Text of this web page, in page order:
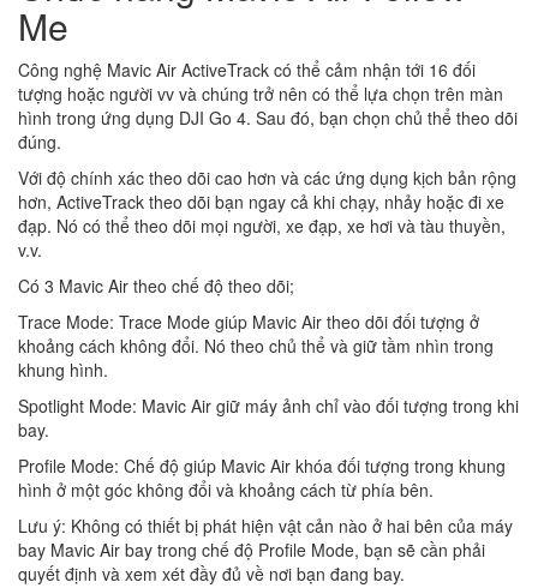
Me
Công nghệ Mavic Air ActiveTrack có thể cảm nhận tới 16 đối
tượng hoặc người vv và chúng trở nên có thể lựa chọn trên màn
hình trong ứng dụng DJI Go 4. Sau đó, bạn chọn chủ thể theo dõi
đúng.
Với độ chính xác theo dõi cao hơn và các ứng dụng kịch bản rộng
hơn, ActiveTrack theo dõi bạn ngay cả khi chạy, nhảy hoặc đi xe
đạp. Nó có thể theo dõi mọi người, xe đạp, xe hơi và tàu thuyền,
v.v.
Có 3 Mavic Air theo chế độ theo dõi;
Trace Mode: Trace Mode giúp Mavic Air theo dõi đối tượng ở
khoảng cách không đổi. Nó theo chủ thể và giữ tầm nhìn trong
khung hình.
Spotlight Mode: Mavic Air giữ máy ảnh chỉ vào đối tượng trong khi
bay.
Profile Mode: Chế độ giúp Mavic Air khóa đối tượng trong khung
hình ở một góc không đổi và khoảng cách từ phía bên.
Lưu ý: Không có thiết bị phát hiện vật cản nào ở hai bên của máy
bay Mavic Air bay trong chế độ Profile Mode, bạn sẽ cần phải
quyết định và xem xét đầy đủ về nơi bạn đang bay.